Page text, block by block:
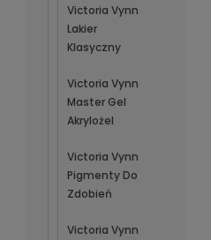
Victoria Vynn
Lakier
Klasyczny
Victoria Vynn
Master Gel
Akrylożel
Victoria Vynn
Pigmenty Do
Zdobień
Victoria Vynn